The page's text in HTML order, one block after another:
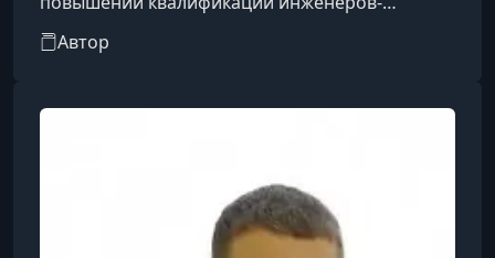
проектировщиков. Имеет более 22 лет опыта в
сфере проектирования зданий, пройдя путь от
Автор